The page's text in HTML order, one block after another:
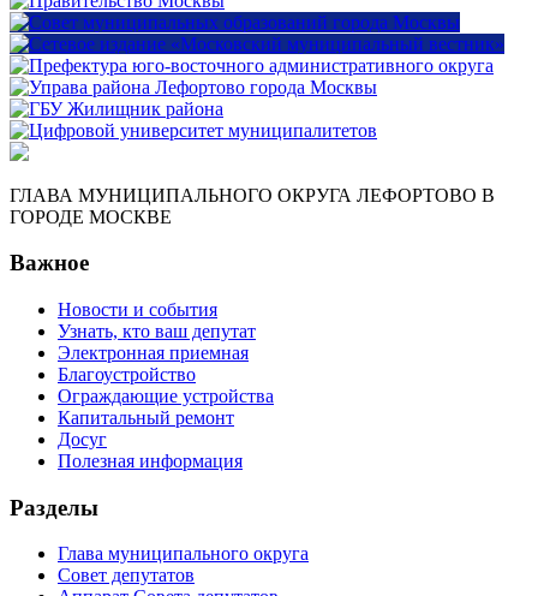
ГЛАВА МУНИЦИПАЛЬНОГО ОКРУГА ЛЕФОРТОВО В
ГОРОДЕ МОСКВЕ
Важное
Новости и события
Узнать, кто ваш депутат
Электронная приемная
Благоустройство
Ограждающие устройства
Капитальный ремонт
Досуг
Полезная информация
Разделы
Глава муниципального округа
Совет депутатов